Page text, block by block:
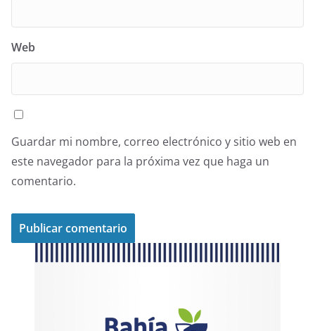
Web
Guardar mi nombre, correo electrónico y sitio web en
este navegador para la próxima vez que haga un
comentario.